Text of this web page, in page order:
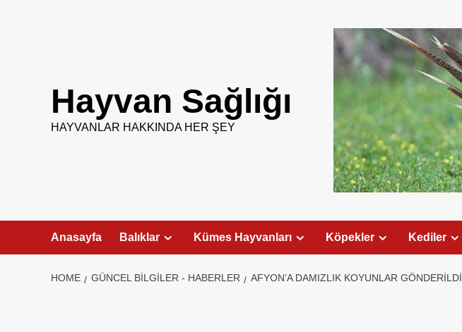
Hayvan Sağlığı
HAYVANLAR HAKKINDA HER ŞEY
Anasayfa Balıklar Kümes Hayvanları Köpekler Kediler
HOME GÜNCEL BILGILER - HABERLER AFYON’A DAMIZLIK KOYUNLAR GÖNDERILDI